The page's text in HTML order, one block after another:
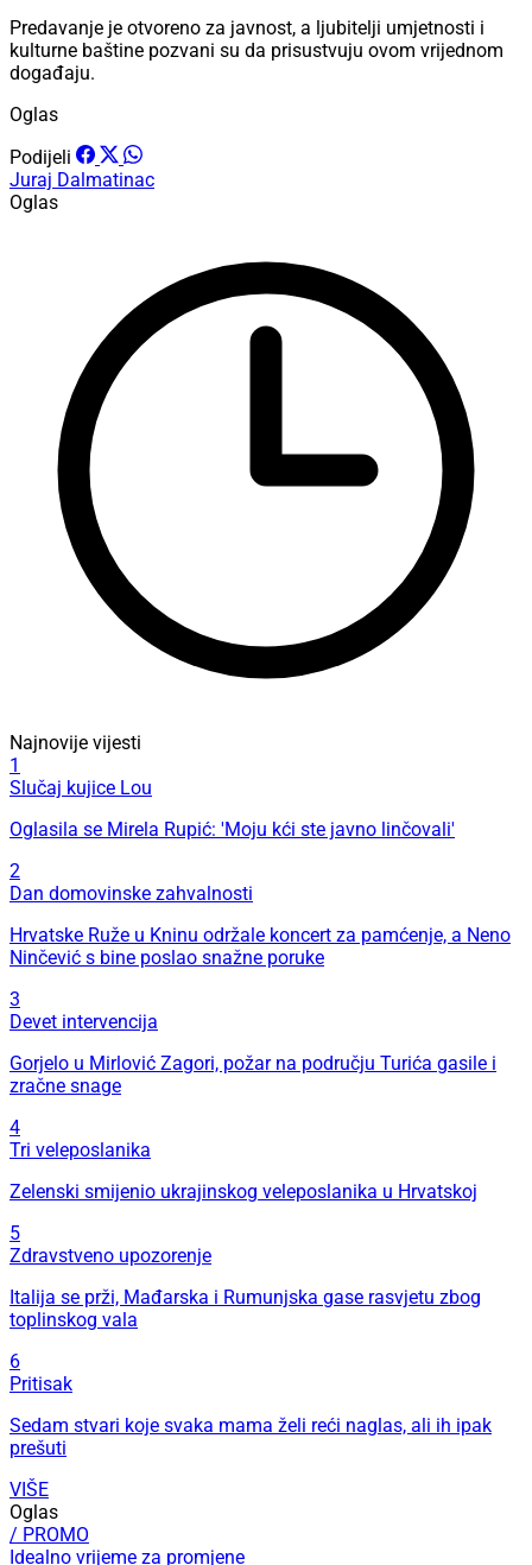
Predavanje je otvoreno za javnost, a ljubitelji umjetnosti i
kulturne baštine pozvani su da prisustvuju ovom vrijednom
događaju.
Oglas
Podijeli
Juraj Dalmatinac
Oglas
Najnovije vijesti
1
Slučaj kujice Lou
Oglasila se Mirela Rupić: 'Moju kći ste javno linčovali'
2
Dan domovinske zahvalnosti
Hrvatske Ruže u Kninu održale koncert za pamćenje, a Neno
Ninčević s bine poslao snažne poruke
3
Devet intervencija
Gorjelo u Mirlović Zagori, požar na području Turića gasile i
zračne snage
4
Tri veleposlanika
Zelenski smijenio ukrajinskog veleposlanika u Hrvatskoj
5
Zdravstveno upozorenje
Italija se prži, Mađarska i Rumunjska gase rasvjetu zbog
toplinskog vala
6
Pritisak
Sedam stvari koje svaka mama želi reći naglas, ali ih ipak
prešuti
VIŠE
Oglas
/ PROMO
Idealno vrijeme za promjene